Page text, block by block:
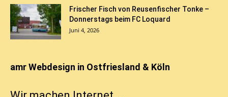
Frischer Fisch von Reusenfischer Tonke –
Donnerstags beim FC Loquard
Juni 4, 2026
amr Webdesign in Ostfriesland & Köln